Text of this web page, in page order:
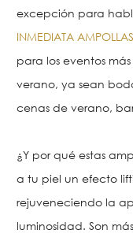
excepción para
INMEDIATA
para los eventos
verano, ya sean
cenas de verano,
¿Y por qué estas
a tu piel un efecto
rejuveneciendo la
luminosidad. Son